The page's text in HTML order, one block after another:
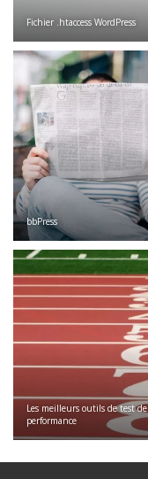
Fichier .htaccess WordPress
bbPress
Les meilleurs outils de test de
performance